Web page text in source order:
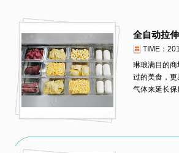
全自动拉
TIME：
琳琅满目的
过的美食，
气体来延长保